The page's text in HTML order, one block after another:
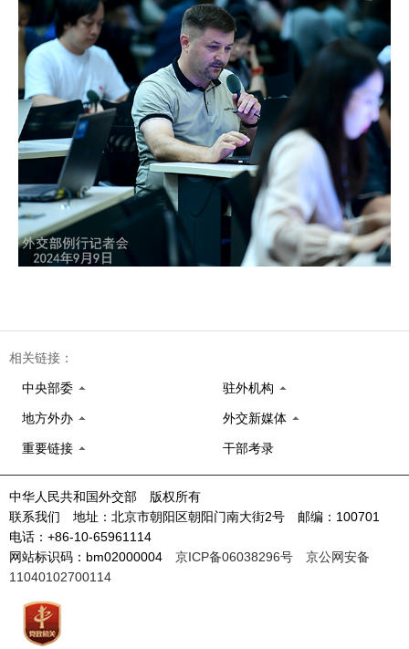
相关链接：
中央部委 驻外机构
地方外办 外交新媒体
重要链接 干部考录
中华人民共和国外交部 版权所有
联系我们 地址：北京市朝阳区朝阳门南大街2号 邮编：100701
电话：+86-10-65961114
网站标识码：bm02000004 京ICP备06038296号
京公网安备
11040102700114